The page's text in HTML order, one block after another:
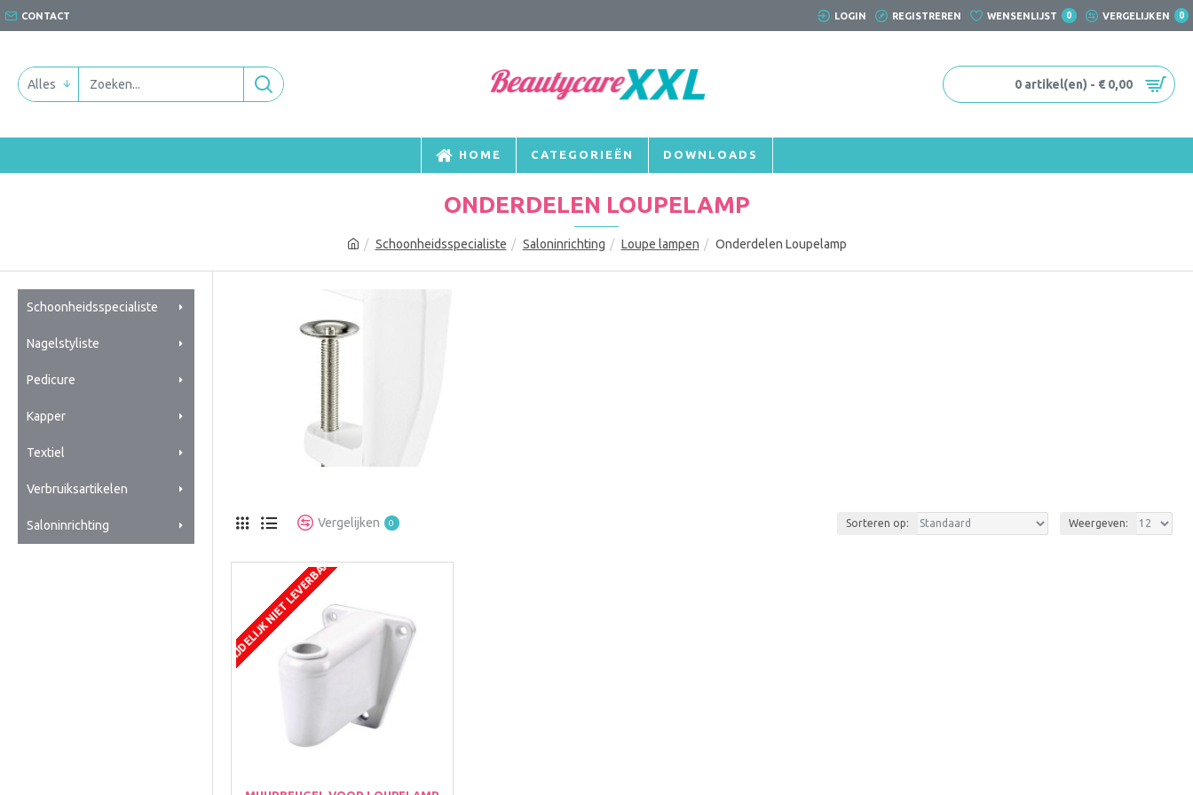
CONTACT LOGIN REGISTREREN WENSENLIJST 0 VERGELIJKEN 0
Alles 0 artikel(en) - € 0,00
HOME CATEGORIEËN DOWNLOADS
Schoonheidsspecialiste Saloninrichting Loupe lampen Onderdelen Loupelamp
ONDERDELEN LOUPELAMP
Schoonheidsspecialiste
Nagelstyliste
Pedicure
Kapper
Textiel
Verbruiksartikelen
Saloninrichting Vergelijken 0 Sorteren op: Weergeven:
TIJDELIJK NIET LEVERBAAR